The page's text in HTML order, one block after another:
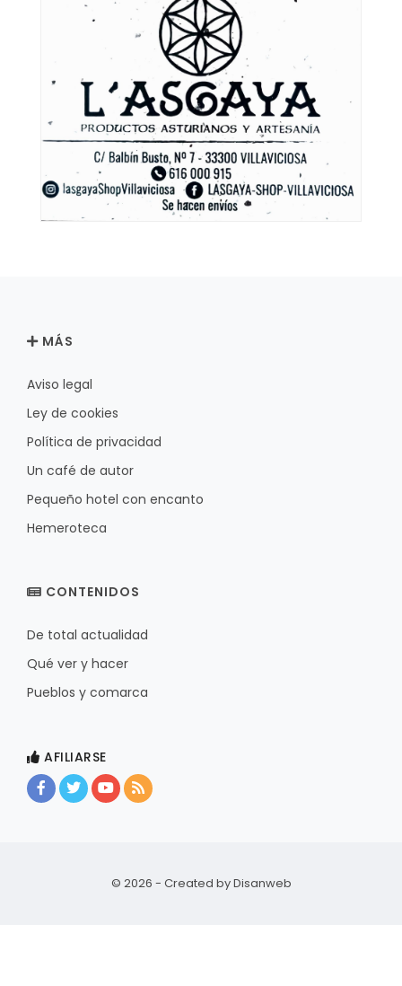
MÁS
Aviso legal
Ley de cookies
Política de privacidad
Un café de autor
Pequeño hotel con encanto
Hemeroteca
CONTENIDOS
De total actualidad
Qué ver y hacer
Pueblos y comarca
AFILIARSE
© 2026 - Created byDisanweb